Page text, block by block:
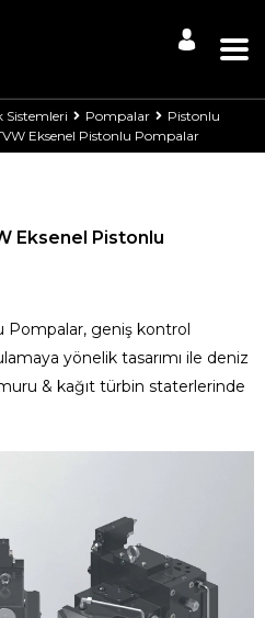
Sistemleri Pompalar
Pistonlu
Eksenel Pistonlu Pompalar
Eksenel Pistonlu
Pompalar, geniş kontrol
yönelik tasarımı ile deniz
& kağıt türbin staterlerinde